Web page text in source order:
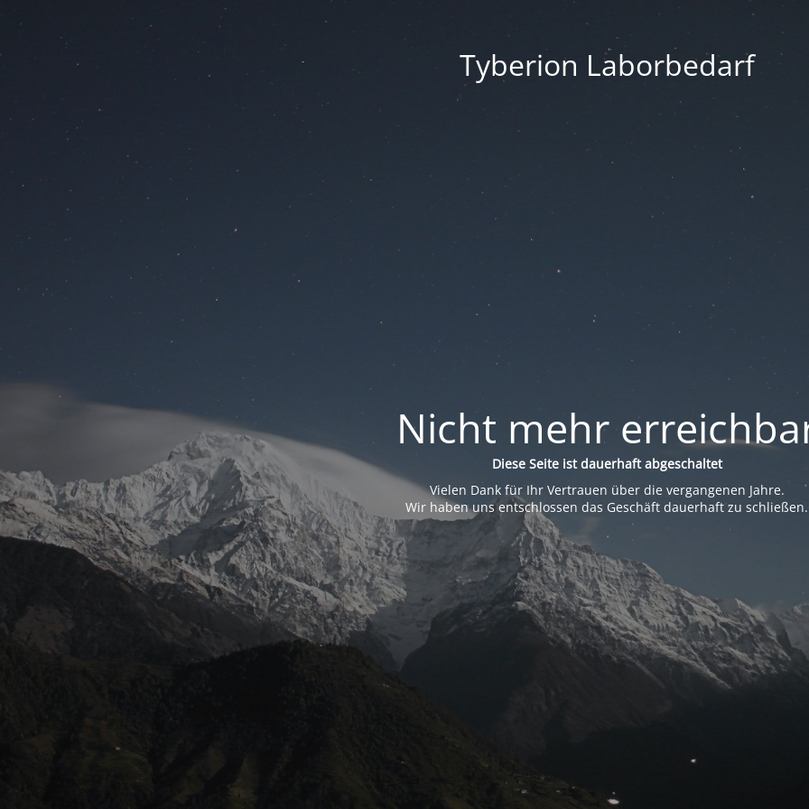
Tyberion Laborbedarf
Nicht mehr
Diese Seite ist dauerhaft abgeschaltet
Vielen Dank für Ihr Vertrauen über die vergangenen Jahre.
Wir haben uns entschlossen das Geschäft dauerhaft zu schließen.